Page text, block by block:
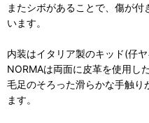
またシボがあることで、傷が
います。
内装はイタリア製のキッド(仔
NORMAは両面に皮革を使用し
毛足のそろった滑らかな手触
ます。